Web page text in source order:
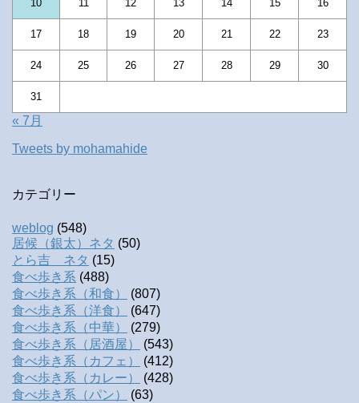
10 11 12 13 14 15 16
17 18 19 20 21 22 23
24 25 26 27 28 29 30
31
« 7月
Tweets by mohamahide
カテゴリー
weblog (548)
居候（銀太）ネタ (50)
とら吉 ネタ (15)
食べ歩き系 (488)
食べ歩き系（和食）
(807)
食べ歩き系（洋食）
(647)
食べ歩き系（中華）
(279)
食べ歩き系（居酒屋）
(543)
食べ歩き系（カフェ）
(412)
食べ歩き系（カレー）
(428)
食べ歩き系（パン）
(63)